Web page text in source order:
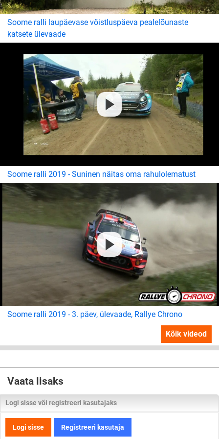
Soome ralli laupäevase võistluspäeva pealelõunaste
katsete ülevaade
Soome ralli 2019 - Suninen näitas oma rahulolematust
Soome ralli 2019 - 3. päev, ülevaade, Rallye Chrono
Kõik videod
Vaata lisaks
Logi sisse või registreeri kasutajaks
Logi sisse Registreeri kasutaja